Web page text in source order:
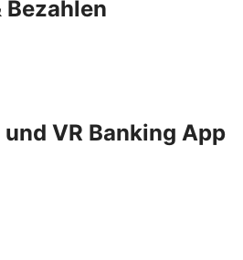
Bezahlen
VR Banking App